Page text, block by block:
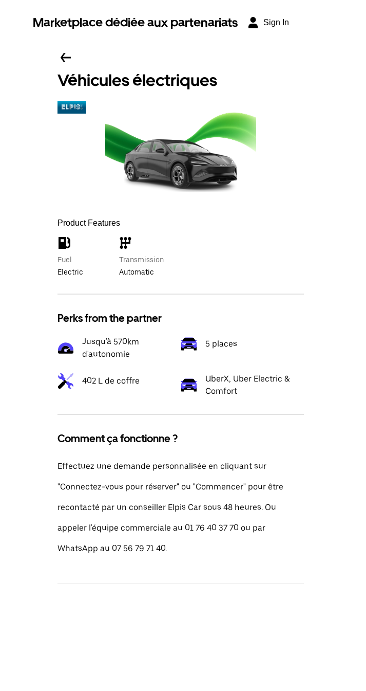
Marketplace dédiée aux partenariats Sign In
Véhicules électriques
Product Features
Fuel
Electric
Transmission
Automatic
Perks from the partner
Jusqu'à 570km
d'autonomie
5 places
402 L de coffre
UberX, Uber Electric &
Comfort
Comment ça fonctionne ?
Effectuez une demande personnalisée en cliquant sur
"Connectez-vous pour réserver" ou "Commencer" pour être
recontacté par un conseiller Elpis Car sous 48 heures. Ou
appeler l'équipe commerciale au 01 76 40 37 70 ou par
WhatsApp au 07 56 79 71 40.